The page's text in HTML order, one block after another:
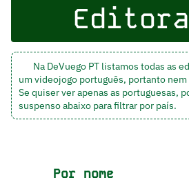
Na DeVuego PT listamos todas as
um videojogo português, portanto
Se quiser ver apenas as portuguesas,
suspenso abaixo para filtrar por país.
Por nome